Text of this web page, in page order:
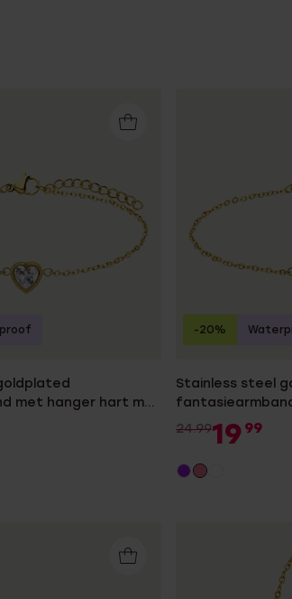
met hanger hart met
Stainless steel
zirkonia voor
24.9919 99
-20%